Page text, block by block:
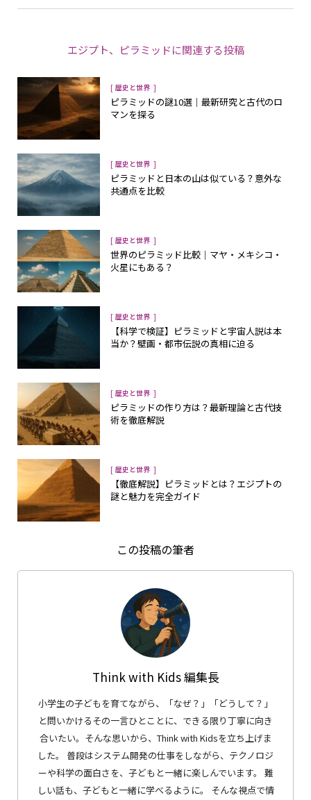
エジプト、 ピラミッドに関連する投稿
[ 歴史と世界 ]
ピラミッドの謎10選｜最新研究と古代のロ
マンを探る
[ 歴史と世界 ]
ピラミッドと日本の山は似ている？意外な
共通点を比較
[ 歴史と世界 ]
世界のピラミッド比較｜マヤ・メキシコ・
火星にもある？
[ 歴史と世界 ]
【科学で検証】ピラミッドと宇宙人説は本
当か？壁画・都市伝説の真相に迫る
[ 歴史と世界 ]
ピラミッドの作り方は？最新理論と古代技
術を徹底解説
[ 歴史と世界 ]
【徹底解説】ピラミッドとは？エジプトの
謎と魅力を完全ガイド
この投稿の筆者
Think with Kids 編集長
小学生の子どもを育てながら、「なぜ？」「どうして？」
と問いかけるその一言ひとことに、できる限り丁寧に向き
合いたい。そんな思いから、Think with Kidsを立ち上げま
した。 普段はシステム開発の仕事をしながら、テクノロジ
ーや科学の面白さを、子どもと一緒に楽しんでいます。 難
しい話も、子どもと一緒に学べるように。 そんな視点で情